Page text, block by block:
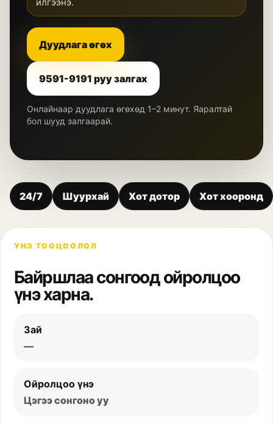
Дуудлага өгөх
9591-9191 руу залгах
Онлайнаар дуудлага өгөхөд 1–2 минут. Яаралтай
бол шууд залгаарай.
24/7 Шуурхай Хот дотор Хот хооронд
ҮНЭ ТООЦООЛОЛ
Байршлаа сонгоод ойролцоо
үнэ харна.
Зай
—
Ойролцоо үнэ
Цэгээ сонгоно уу